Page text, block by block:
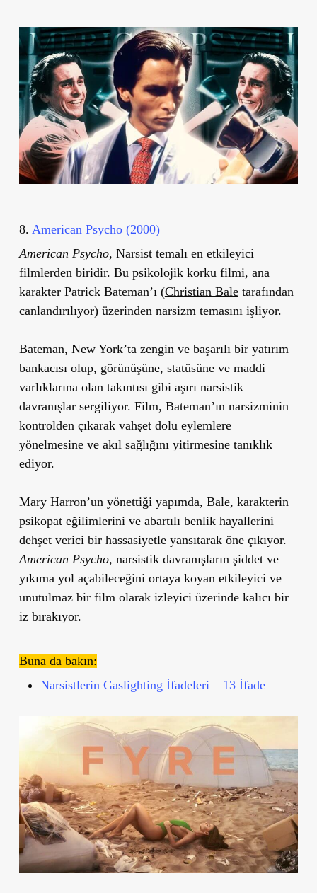
8. American Psycho (2000)
American Psycho, Narsist temalı en etkileyici
filmlerden biridir. Bu psikolojik korku filmi, ana
karakter Patrick Bateman’ı (Christian Baletarafından
canlandırılıyor) üzerinden narsizm temasını işliyor.
Bateman, New York’ta zengin ve başarılı bir yatırım
bankacısı olup, görünüşüne, statüsüne ve maddi
varlıklarına olan takıntısı gibi aşırı narsistik
davranışlar sergiliyor. Film, Bateman’ın narsizminin
kontrolden çıkarak vahşet dolu eylemlere
yönelmesine ve akıl sağlığını yitirmesine tanıklık
ediyor.
Mary Harron’un yönettiği yapımda, Bale, karakterin
psikopat eğilimlerini ve abartılı benlik hayallerini
dehşet verici bir hassasiyetle yansıtarak öne çıkıyor.
American Psycho, narsistik davranışların şiddet ve
yıkıma yol açabileceğini ortaya koyan etkileyici ve
unutulmaz bir film olarak izleyici üzerinde kalıcı bir
iz bırakıyor.
Buna da bakın:
Narsistlerin Gaslighting İfadeleri – 13 İfade